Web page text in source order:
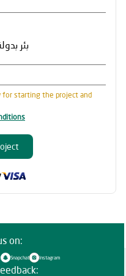
starting the project and
on:
Snapchat Instagram